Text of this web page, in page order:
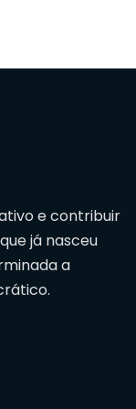
e contribuir
já nasceu
a